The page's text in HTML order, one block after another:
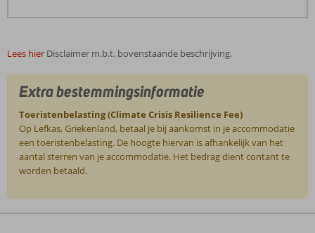
Lees hier Disclaimer m.b.t. bovenstaande beschrijving.
Extra bestemmingsinformatie
Toeristenbelasting (Climate Crisis Resilience Fee)
Op Lefkas, Griekenland, betaal je bij aankomst in je accommodatie
een toeristenbelasting. De hoogte hiervan is afhankelijk van het
aantal sterren van je accommodatie. Het bedrag dient contant te
worden betaald.